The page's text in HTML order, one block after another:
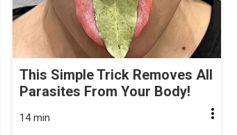
This Simple Trick Removes All
Parasites From Your Body!
14 min